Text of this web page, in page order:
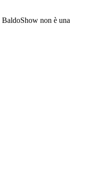
BaldoShow non è una